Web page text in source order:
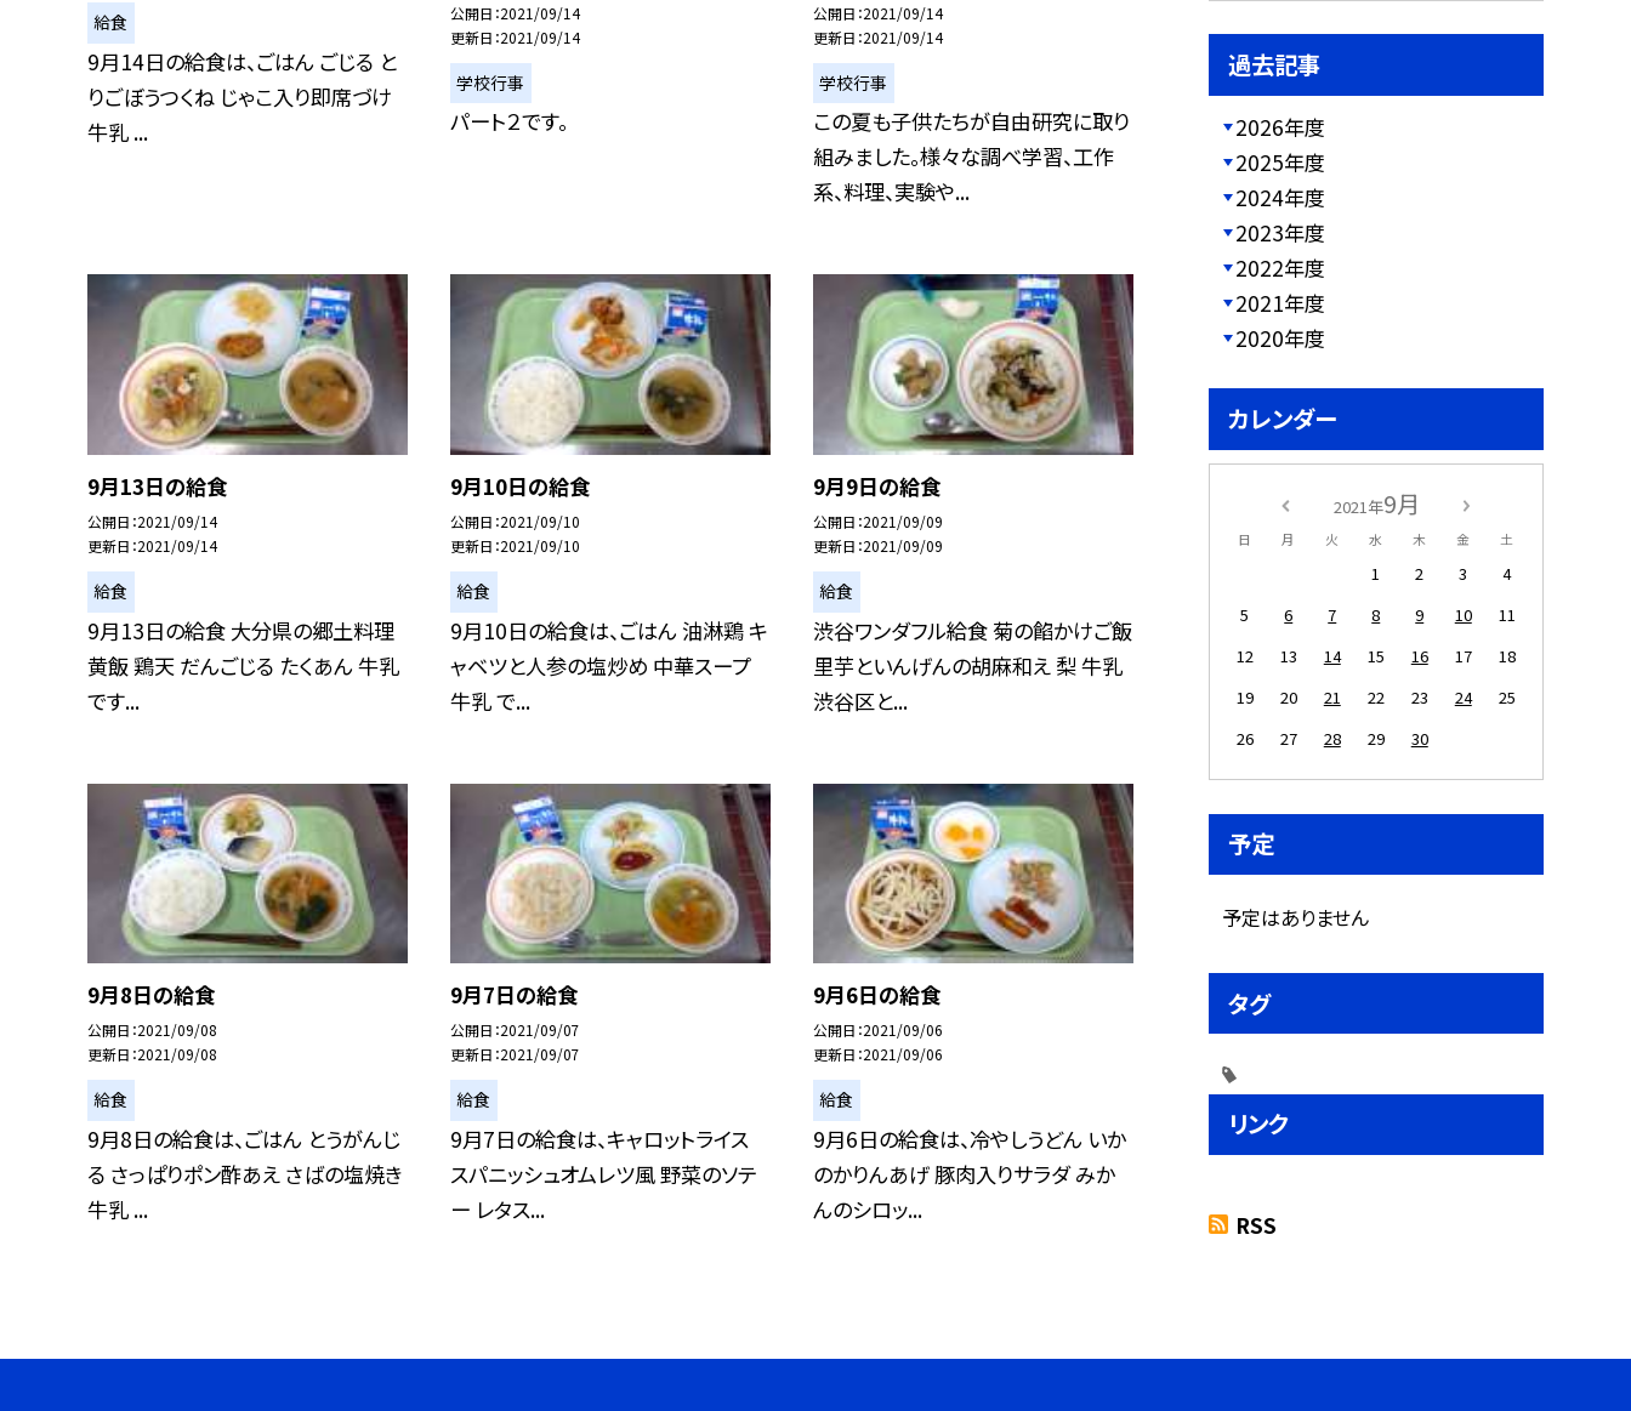
給食
9月14日の給食は、ごはん ごじる と
りごぼうつくね じゃこ入り即席づけ
牛乳 ...
公開日 2021/09/14
更新日 2021/09/14
学校行事
パート２です。
公開日 2021/09/14
更新日 2021/09/14
学校行事
この夏も子供たちが自由研究に取り
組みました。様々な調べ学習、工作
系、料理、実験や...
9月13日の給食
公開日 2021/09/14
更新日 2021/09/14
給食
9月13日の給食 大分県の郷土料理
黄飯 鶏天 だんごじる たくあん 牛乳
です...
9月10日の給食
公開日 2021/09/10
更新日 2021/09/10
給食
9月10日の給食は、ごはん 油淋鶏 キ
ャベツと人参の塩炒め 中華スープ
牛乳 で...
9月9日の給食
公開日 2021/09/09
更新日 2021/09/09
給食
渋谷ワンダフル給食 菊の餡かけご飯
里芋といんげんの胡麻和え 梨 牛乳
渋谷区と...
9月8日の給食
公開日 2021/09/08
更新日 2021/09/08
給食
9月8日の給食は、ごはん とうがんじ
る さっぱりポン酢あえ さばの塩焼き
牛乳 ...
9月7日の給食
公開日 2021/09/07
更新日 2021/09/07
給食
9月7日の給食は、キャロットライス
スパニッシュオムレツ風 野菜のソテ
ー レタス...
9月6日の給食
公開日 2021/09/06
更新日 2021/09/06
給食
9月6日の給食は、冷やしうどん いか
のかりんあげ 豚肉入りサラダ みか
んのシロッ...
過去記事
2026年度
2025年度
2024年度
2023年度
2022年度
2021年度
2020年度
カレンダー
2021年9月
日 月 火 水 木 金 土
1 2 3
4
5
6 7 8 9 10
11
12
13 14 15 16 17
18
19
20 21 22 23 24
25
26
27 28 29 30
予定
予定はありません
タグ
リンク
RSS